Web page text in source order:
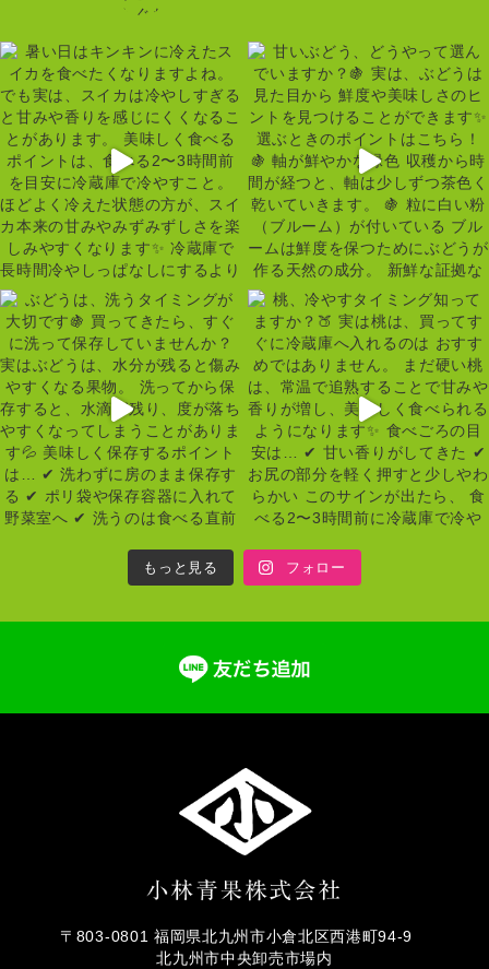
もっと見る フォロー
〒803-0801 福岡県北九州市小倉北区西港町94-9
北九州市中央卸売市場内